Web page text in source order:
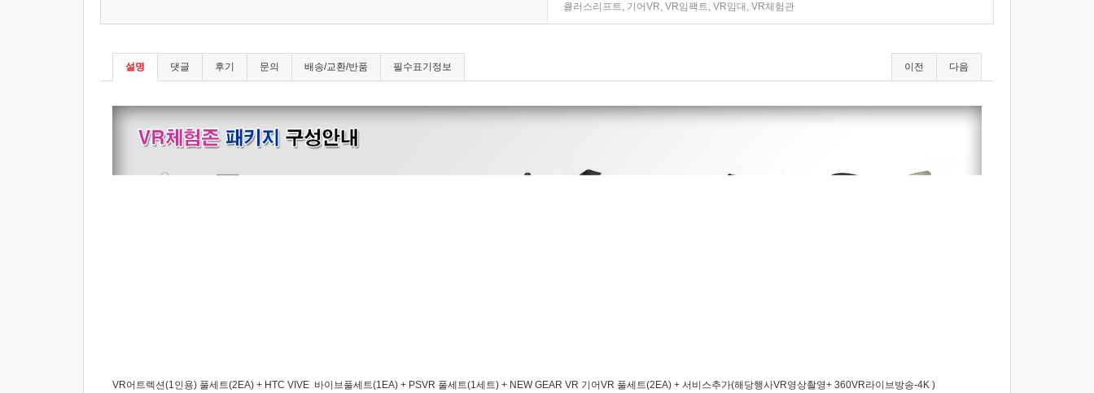
큘러스리프트, 기어VR, VR임팩트, VR임대 , VR체험관
설명 댓글 후기 문의 배송/교환/반품 필수표기정보 다음
이전
VR어트렉션(1인용) 풀세트(2EA) + HTC VIVE 바이브풀세트(1EA) + PSVR 풀세트(1세트) + NEW GEAR VR 기어VR 풀세트(2EA) + 서비스추가(해당행사VR영상촬영+ 360VR라이브방송-4K )